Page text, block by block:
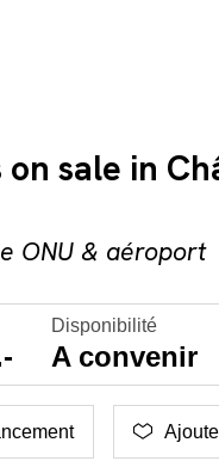
sale in
ONU & aéroport
Disponibilité
A convenir